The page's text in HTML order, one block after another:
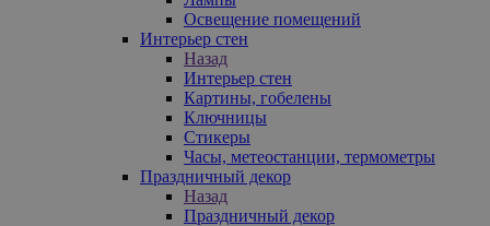
Освещение помещений
Интерьер стен
Назад
Интерьер стен
Картины, гобелены
Ключницы
Стикеры
Часы, метеостанции, термометры
Праздничный декор
Назад
Праздничный декор